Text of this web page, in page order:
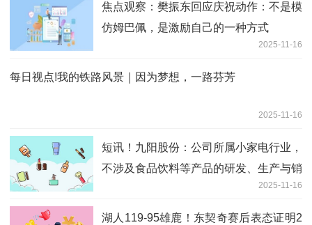
焦点观察：樊振东回应庆祝动作：不是模
仿姆巴佩，是激励自己的一种方式
2025-11-16
每日视点!我的铁路风景｜因为梦想，一路芬芳
2025-11-16
短讯！九阳股份：公司所属小家电行业，
不涉及食品饮料等产品的研发、生产与销
2025-11-16
湖人119-95雄鹿！东契奇赛后表态证明2